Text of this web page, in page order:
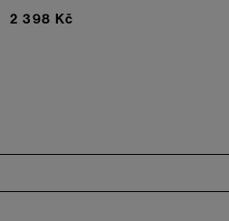
2 398 Kč